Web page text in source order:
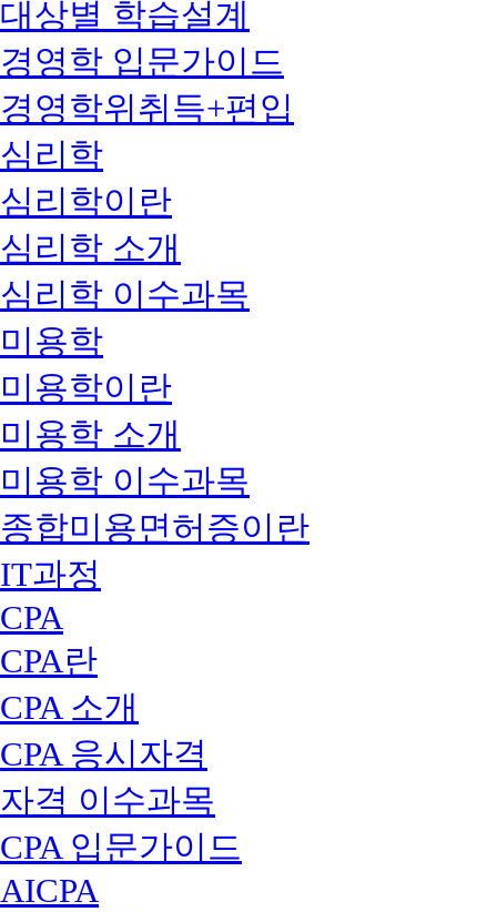
대상별 학습설계
경영학 입문가이드
경영학위취득+편입
심리학
심리학이란
심리학 소개
심리학 이수과목
미용학
미용학이란
미용학 소개
미용학 이수과목
종합미용면허증이란
IT과정
CPA
CPA란
CPA 소개
CPA 응시자격
자격 이수과목
CPA 입문가이드
AICPA